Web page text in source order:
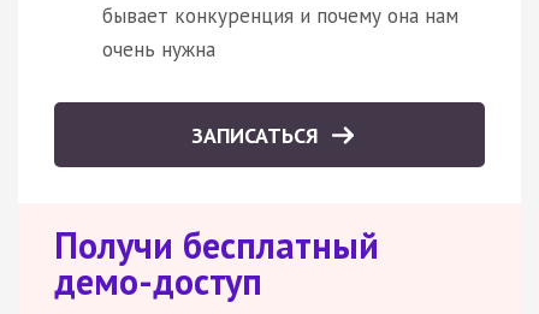
бывает конкуренция и почему она нам
очень нужна
ЗАПИСАТЬСЯ
Получи бесплатный
демо-доступ